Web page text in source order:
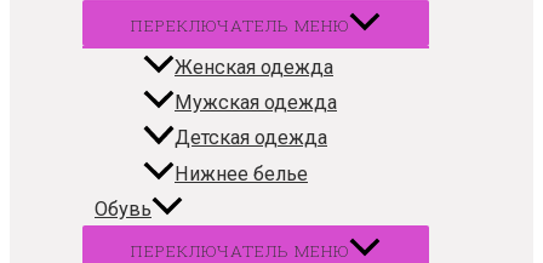
ПЕРЕКЛЮЧАТЕЛЬ МЕНЮ
Женская одежда
Мужская одежда
Детская одежда
Нижнее белье
Обувь
ПЕРЕКЛЮЧАТЕЛЬ МЕНЮ